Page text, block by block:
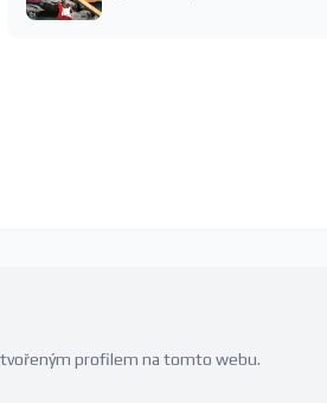
profilem na tomto webu.